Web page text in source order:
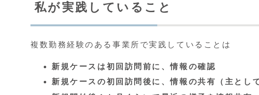
私が実践していること
複数勤務経験のある事業所で実践していることは
新規ケースは初回訪問前に、情報の確認
新規ケースの初回訪問後に、情報の共有（主とし